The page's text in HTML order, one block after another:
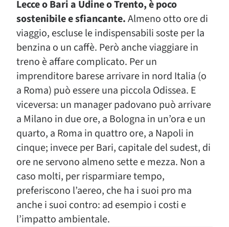
Lecce o Bari a Udine o Trento, è poco
sostenibile e sfiancante.Almeno otto ore di
viaggio, escluse le indispensabili soste per la
benzina o un caffè. Però anche viaggiare in
treno è affare complicato. Per un
imprenditore barese arrivare in nord Italia (o
a Roma) può essere una piccola Odissea. E
viceversa: un manager padovano può arrivare
a Milano in due ore, a Bologna in un’ora e un
quarto, a Roma in quattro ore, a Napoli in
cinque; invece per Bari, capitale del sudest, di
ore ne servono almeno sette e mezza. Non a
caso molti, per risparmiare tempo,
preferiscono l’aereo, che ha i suoi pro ma
anche i suoi contro: ad esempio i costi e
l’impatto ambientale.